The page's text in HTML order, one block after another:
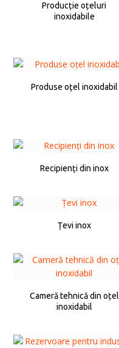
Producție oțeluri
inoxidabile
Produse oțel inoxidabil
Recipienți din inox
Țevi inox
Cameră tehnică din oțel
inoxidabil